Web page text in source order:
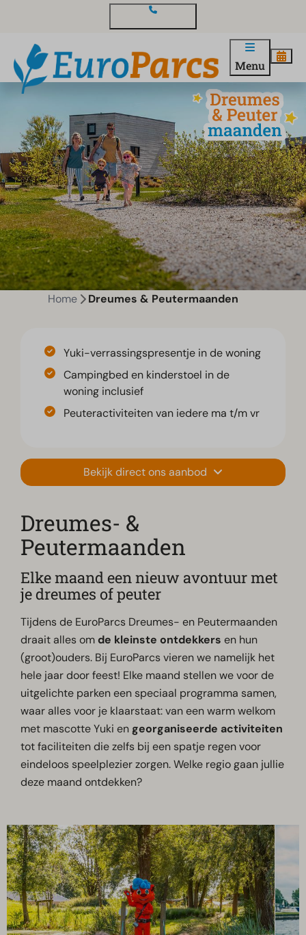
Menu
Home Dreumes & Peutermaanden
Yuki-verrassingspresentje in de woning
Campingbed en kinderstoel in de
woning inclusief
Peuteractiviteiten van iedere ma t/m vr
Bekijk direct ons aanbod
Dreumes- &
Peutermaanden
Elke maand een nieuw avontuur met
je dreumes of peuter
Tijdens de EuroParcs Dreumes- en Peutermaanden
draait alles omde kleinste ontdekkersen hun
(groot)ouders. Bij EuroParcs vieren we namelijk het
hele jaar door feest! Elke maand stellen we voor de
uitgelichte parken een speciaal programma samen,
waar alles voor je klaarstaat: van een warm welkom
met mascotte Yuki engeorganiseerde activiteiten
tot faciliteiten die zelfs bij een spatje regen voor
eindeloos speelplezier zorgen. Welke regio gaan jullie
deze maand ontdekken?